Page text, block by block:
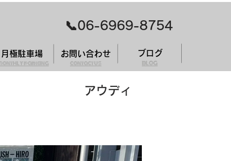
​📞06-6969-8754
月極駐車場
parking contact us
お問い合わせ ブログ
BLOG
アウディ